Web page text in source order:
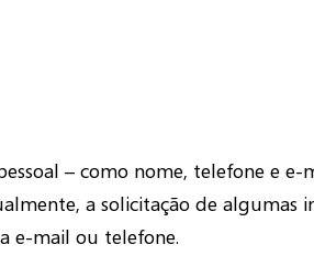
– como nome, telefone e
a solicitação de algumas
e-mail ou telefone.